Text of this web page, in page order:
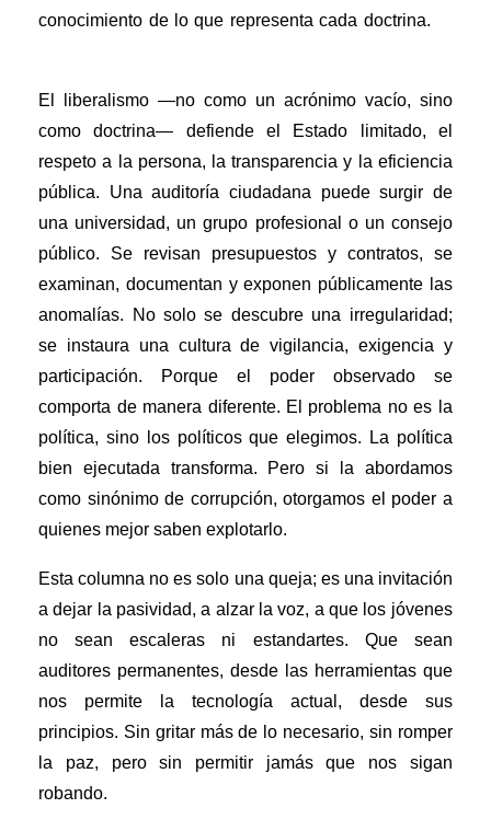
conocimiento de lo que representa cada doctrina.
El liberalismo —no como un acrónimo vacío, sino
como doctrina— defiende el Estado limitado, el
respeto a la persona, la transparencia y la eficiencia
pública. Una auditoría ciudadana puede surgir de
una universidad, un grupo profesional o un consejo
público. Se revisan presupuestos y contratos, se
examinan, documentan y exponen públicamente las
anomalías. No solo se descubre una irregularidad;
se instaura una cultura de vigilancia, exigencia y
participación. Porque el poder observado se
comporta de manera diferente. El problema no es la
política, sino los políticos que elegimos. La política
bien ejecutada transforma. Pero si la abordamos
como sinónimo de corrupción, otorgamos el poder a
quienes mejor saben explotarlo.
Esta columna no es solo una queja; es una invitación
a dejar la pasividad, a alzar la voz, a que los jóvenes
no sean escaleras ni estandartes. Que sean
auditores permanentes, desde las herramientas que
nos permite la tecnología actual, desde sus
principios. Sin gritar más de lo necesario, sin romper
la paz, pero sin permitir jamás que nos sigan
robando.